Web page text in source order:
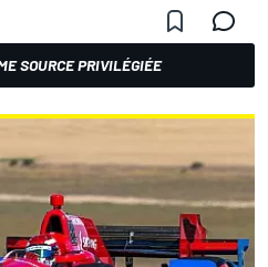
SOURCE PRIVILÉGIÉE